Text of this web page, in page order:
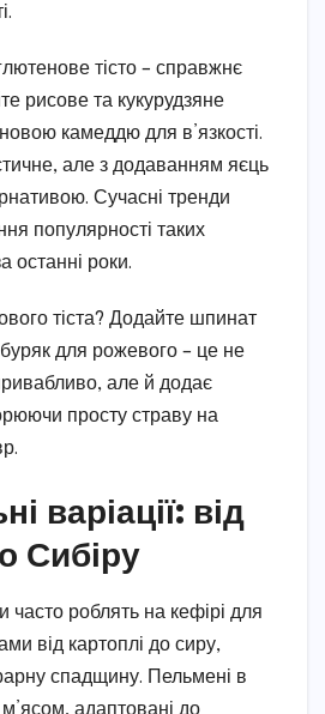
тісто – справжнє
рисове та кукурудзяне
камеддю для в’язкості.
але з додаванням яєць
Сучасні тренди
популярності таких
останні роки.
тіста? Додайте шпинат
для рожевого – це не
але й додає
просту страву на
варіації: від
Сибіру
часто роблять на кефірі для
від картоплі до сиру,
спадщину. Пельмені в
м’ясом, адаптовані до